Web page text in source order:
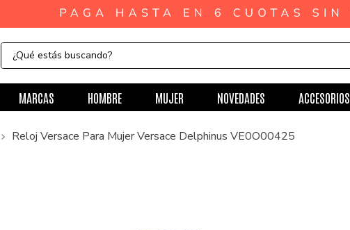
¿Qué estás buscando?
MARCAS HOMBRE MUJER NOVEDADES ACCESORIOS
Reloj Versace Para Mujer Versace Delphinus VE0O00425